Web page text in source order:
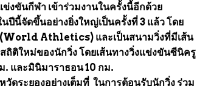
งขันกีฬา เข้าร่วมงานในครั้งนี้อีกด้วย
ปีนี้จัดขึ้นอย่างยิ่งใหญ่เป็นครั้งที่ 3 แล้ว โดย
(World Athletics) และเป็นสนามวิ่งที่มีเส้น
ถิติใหม่ของนักวิ่ง โดยเส้นทางวิ่งแข่งขันซีนิครู
. และมินิมาราธอน 10 กม.
ดระยองอย่างเต็มที่ ในการต้อนรับนักวิ่ง ร่วม